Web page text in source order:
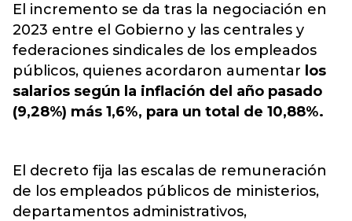
El incremento se da tras la negociación en
2023 entre el Gobierno y las centrales y
federaciones sindicales de los empleados
públicos, quienes acordaron aumentar los
salarios según la inflación del año pasado
(9,28%) más 1,6%, para un total de 10,88%.
El decreto fija las escalas de remuneración
de los empleados públicos de ministerios,
departamentos administrativos,